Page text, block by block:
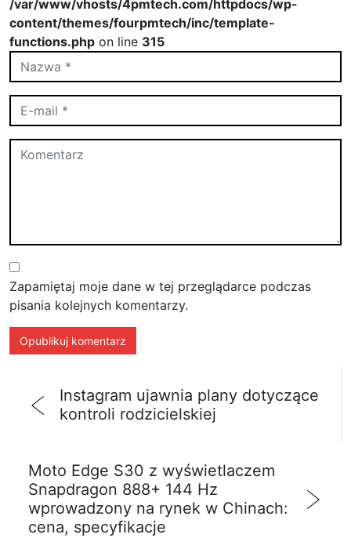
/var/www/vhosts/4pmtech.com/httpdocs/wp-
content/themes/fourpmtech/inc/template-
functions.php on line 315
Zapamiętaj moje dane w tej przeglądarce podczas
pisania kolejnych komentarzy.
Instagram ujawnia plany dotyczące
kontroli rodzicielskiej
Moto Edge S30 z wyświetlaczem
Snapdragon 888+ 144 Hz
wprowadzony na rynek w Chinach:
cena, specyfikacje